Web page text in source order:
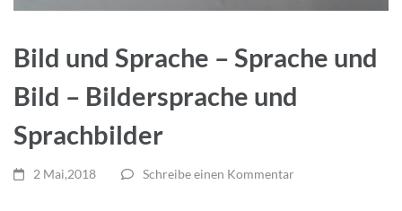
Bild und Sprache – Sprache und
Bild – Bildersprache und
Sprachbilder
2 Mai,2018 Schreibe einen Kommentar